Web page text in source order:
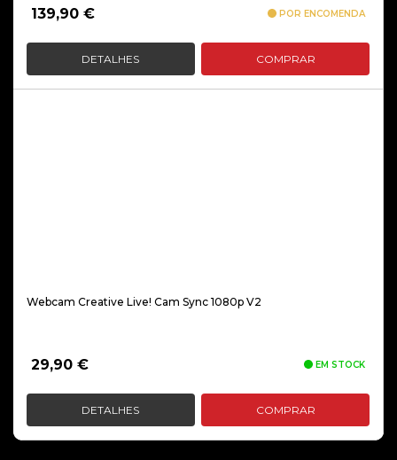
139,90 € POR ENCOMENDA
DETALHES COMPRAR
Webcam Creative Live! Cam Sync 1080p V2
29,90 € EM STOCK
DETALHES COMPRAR